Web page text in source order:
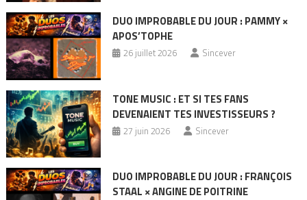
DUO IMPROBABLE DU JOUR : PAMMY ×
APOS’TOPHE
26 juillet 2026 Sincever
TONE MUSIC : ET SI TES FANS
DEVENAIENT TES INVESTISSEURS ?
27 juin 2026 Sincever
DUO IMPROBABLE DU JOUR : FRANÇOIS
STAAL × ANGINE DE POITRINE